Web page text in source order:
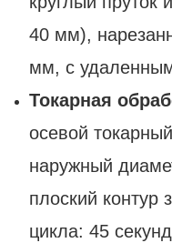
40 мм),
мм, с
Токарная
осевой
наружный
плоский контур
цикла: 45